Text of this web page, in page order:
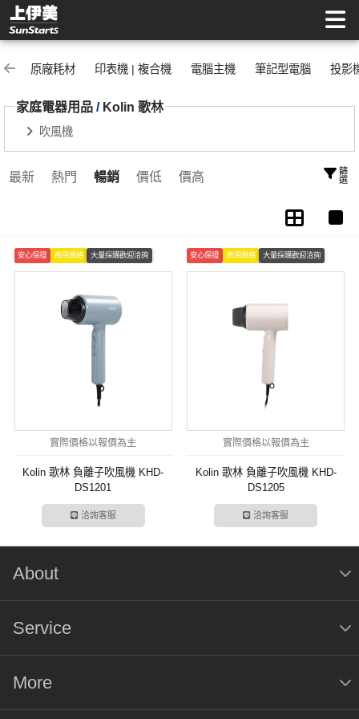
Kolin 歌林 | 上伊美辦公用品網
原廠耗材 印表機 | 複合機 電腦主機 筆記型電腦 投影
家庭電器用品 / Kolin 歌林
吹風機
最新 熱門 暢銷 價低 價高 篩選
安心保證 商用規格 大量採購歡迎洽詢
實際價格以報價為主
Kolin 歌林 負離子吹風機 KHD-
DS1201
洽詢客服
安心保證 商用規格 大量採購歡迎洽詢
實際價格以報價為主
Kolin 歌林 負離子吹風機 KHD-
DS1205
洽詢客服
About
Service
More